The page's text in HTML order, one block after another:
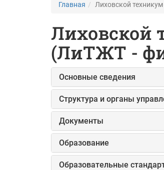
Главная Лиховской
Лиховской
(ЛиТЖТ -
Основные сведения
Структура и органы
Документы
Образование
Образовательные